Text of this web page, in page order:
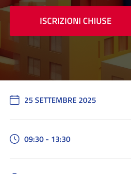
ISCRIZIONI CHIUSE
25 SETTEMBRE 2025
09:30 - 13:30